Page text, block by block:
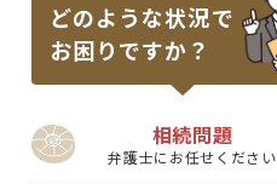
どのような状況で
お困りですか？
相続問題
弁護士にお任せください